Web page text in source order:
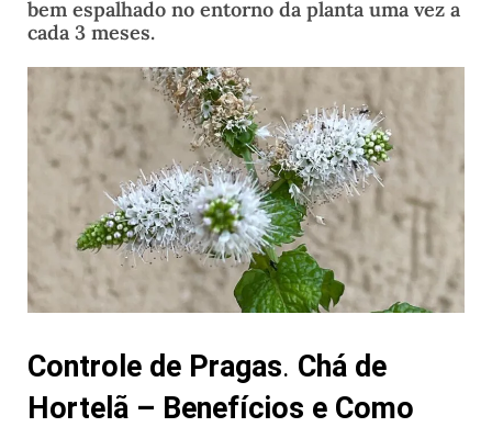
bem espalhado no entorno da planta uma vez a
cada 3 meses.
Controle de Pragas. Chá de
Hortelã – Benefícios e Como